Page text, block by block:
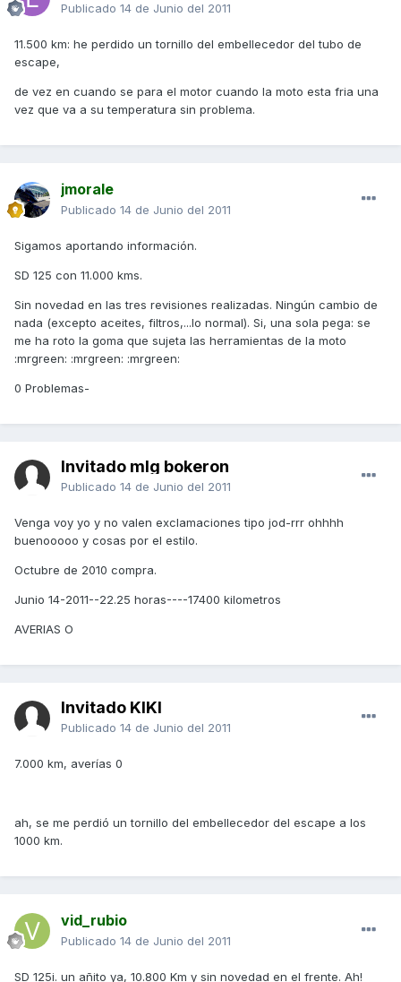
Publicado 14 de Junio del 2011
11.500 km: he perdido un tornillo del embellecedor del tubo de
escape,
de vez en cuando se para el motor cuando la moto esta fria una
vez que va a su temperatura sin problema.
jmorale
Publicado 14 de Junio del 2011
Sigamos aportando información.
SD 125 con 11.000 kms.
Sin novedad en las tres revisiones realizadas. Ningún cambio de
nada (excepto aceites, filtros,...lo normal). Si, una sola pega: se
me ha roto la goma que sujeta las herramientas de la moto
:mrgreen: :mrgreen: :mrgreen:
0 Problemas-
Invitado mlg bokeron
Publicado 14 de Junio del 2011
Venga voy yo y no valen exclamaciones tipo jod-rrr ohhhh
buenooooo y cosas por el estilo.
Octubre de 2010 compra.
Junio 14-2011--22.25 horas----17400 kilometros
AVERIAS O
Invitado KIKI
Publicado 14 de Junio del 2011
7.000 km, averías 0
ah, se me perdió un tornillo del embellecedor del escape a los
1000 km.
vid_rubio
Publicado 14 de Junio del 2011
SD 125i. un añito ya, 10.800 Km y sin novedad en el frente. Ah!